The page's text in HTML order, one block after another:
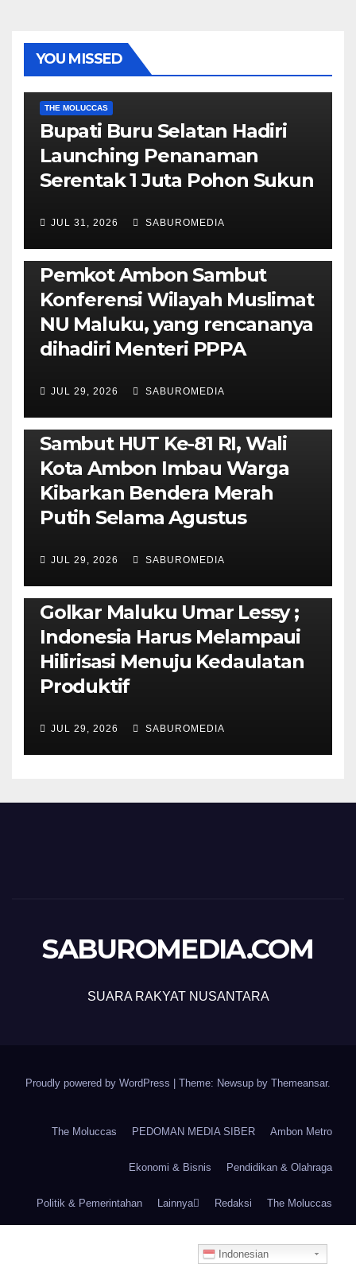
YOU MISSED
THE MOLUCCAS
Bupati Buru Selatan Hadiri
Launching Penanaman
Serentak 1 Juta Pohon Sukun
JUL 31, 2026 SABUROMEDIA
AMBON METRO JURNALISME AKTIVIS
POLITIK & PEMERINTAHAN
Pemkot Ambon Sambut
Konferensi Wilayah Muslimat
NU Maluku, yang rencananya
dihadiri Menteri PPPA
JUL 29, 2026 SABUROMEDIA
AMBON METRO POLITIK & PEMERINTAHAN
Sambut HUT Ke-81 RI, Wali
Kota Ambon Imbau Warga
Kibarkan Bendera Merah
Putih Selama Agustus
JUL 29, 2026 SABUROMEDIA
PENDIDIKAN & OLAHRAGA THE MOLUCCAS
Isi Materi LK-III HMI, Ketua
Golkar Maluku Umar Lessy ;
Indonesia Harus Melampaui
Hilirisasi Menuju Kedaulatan
Produktif
JUL 29, 2026 SABUROMEDIA
SABUROMEDIA.COM
SUARA RAKYAT NUSANTARA
Proudly powered by WordPress | Theme: Newsup by Themeansar.
The Moluccas PEDOMAN MEDIA SIBER Ambon Metro
Ekonomi & Bisnis Pendidikan & Olahraga
Politik & Pemerintahan Lainnya Redaksi The Moluccas
Indonesian